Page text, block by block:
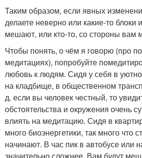
Таким образом, если явных
делаете неверно или какие-то блоки
мешают, или кто-то, со стороны вам
Чтобы понять, о чём я говорю (про
медитациях), попробуйте
любовь к людям. Сидя у себя в
на кладбище, в общественном
д. если вы человек честный, то
обстоятельства и окружения очень
влиять на медитацию. Сидя в
много биоэнергетики, так много что
начинают. В час пик в автобусе или
значительно сложнее. Вам будут